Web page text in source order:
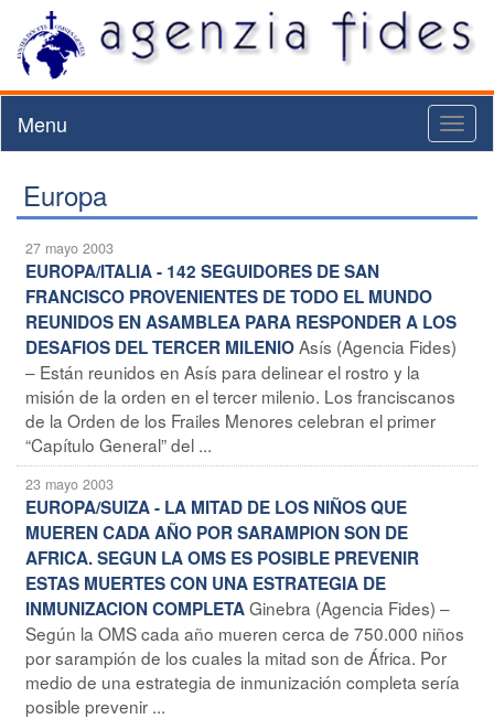
Menu
Europa
27 mayo 2003
EUROPA/ITALIA - 142 SEGUIDORES DE SAN
FRANCISCO PROVENIENTES DE TODO EL MUNDO
REUNIDOS EN ASAMBLEA PARA RESPONDER A LOS
DESAFIOS DEL TERCER MILENIOAsís (Agencia Fides)
– Están reunidos en Asís para delinear el rostro y la
misión de la orden en el tercer milenio. Los franciscanos
de la Orden de los Frailes Menores celebran el primer
“Capítulo General” del ...
23 mayo 2003
EUROPA/SUIZA - LA MITAD DE LOS NIÑOS QUE
MUEREN CADA AÑO POR SARAMPION SON DE
AFRICA. SEGUN LA OMS ES POSIBLE PREVENIR
ESTAS MUERTES CON UNA ESTRATEGIA DE
INMUNIZACION COMPLETAGinebra (Agencia Fides) –
Según la OMS cada año mueren cerca de 750.000 niños
por sarampión de los cuales la mitad son de África. Por
medio de una estrategia de inmunización completa sería
posible prevenir ...